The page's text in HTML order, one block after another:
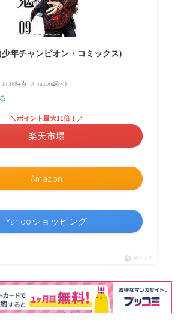
年チャンピオン・コミックス)
17:16時点 | Amazon調べ）
Amazon
＼ポイント最大11倍！／
楽天市場
Yahooショッピング
ポチップ